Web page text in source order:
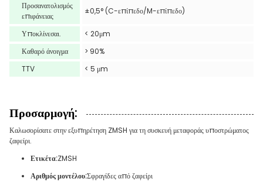
Προσανατολισμός
επιφάνειας
±0,5° (C-επίπεδο/M-επίπεδο)
Υποκλίνεσαι.
< 20μm
Καθαρό άνοιγμα
> 90%
TTV
< 5 μm
Προσαρμογή:
Καλωσορίσατε στην εξυπηρέτηση ZMSH για τη συσκευή μεταφοράς υποστρώματος
ζαφείρι.
Ετικέτα:ZMSH
Αριθμός μοντέλου:Σφραγίδες από ζαφείρι